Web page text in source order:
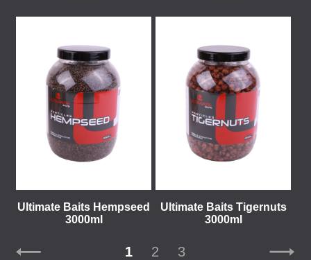
Ultimate Baits Hempseed
3000ml
Ultimate Baits Tigernuts
3000ml
1 2 3